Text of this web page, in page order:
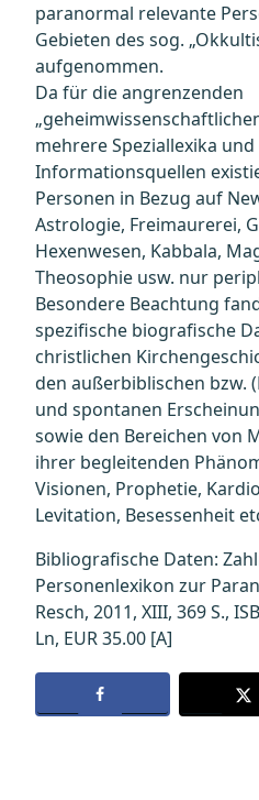
paranormal relevante
Gebieten des sog.
aufgenommen.
Da für die angrenzenden
mehrere Speziallexika
Informationsquellen
Personen in Bezug auf
Astrologie, Freimaurerei,
Hexenwesen, Kabbala,
Theosophie usw. nur
Besondere Beachtung
spezifische biografische
christlichen
den außerbiblischen bzw.
und spontanen
sowie den Bereichen von
ihrer begleitenden
Visionen, Prophetie,
Levitation, Besessenheit
Bibliografische Daten:
Personenlexikon zur
Resch, 2011, XIII, 369 S.,
Ln, EUR 35.00 [A]